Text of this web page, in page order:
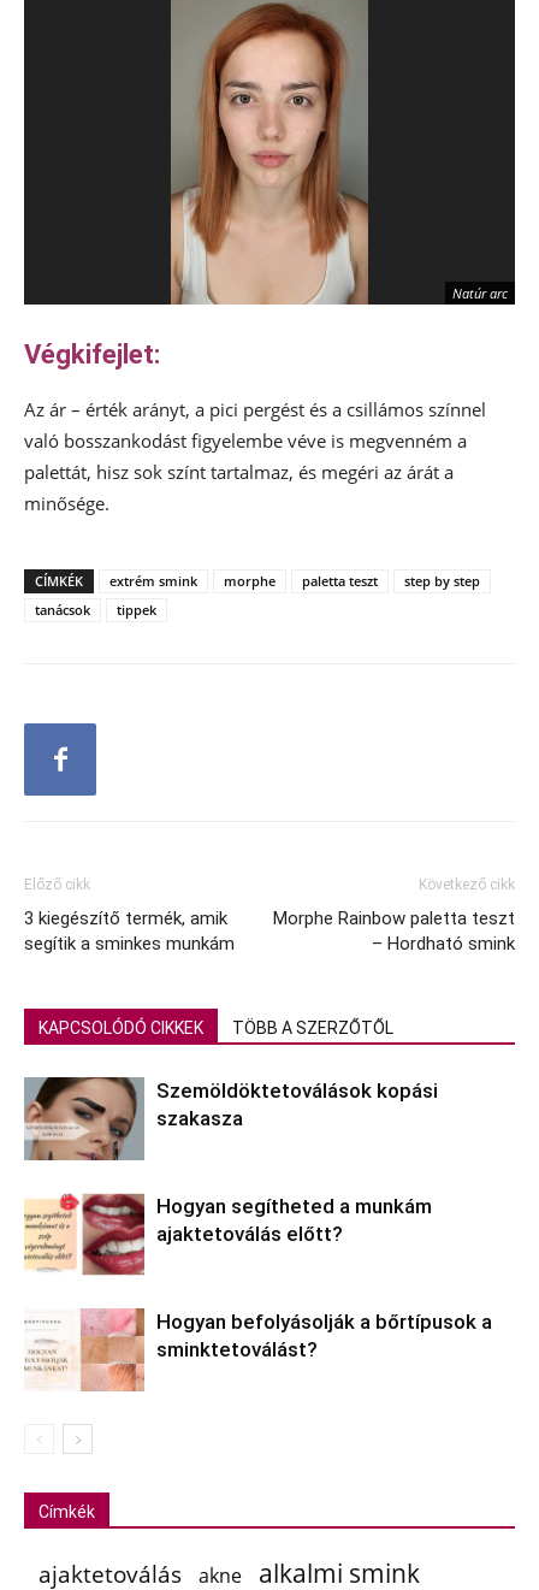
Natúr arc
Végkifejlet:
Az ár – érték arányt, a pici pergést és a csillámos színnel
való bosszankodást figyelembe véve is megvenném a
palettát, hisz sok színt tartalmaz, és megéri az árát a
minősége.
CÍMKÉK extrém smink morphe paletta teszt
step by step
tanácsok
tippek
Előző cikk
3 kiegészítő termék, amik
segítik a sminkes munkám
Következő cikk
Morphe Rainbow paletta teszt
– Hordható smink
KAPCSOLÓDÓ CIKKEK TÖBB A SZERZŐTŐL
Szemöldöktetoválások kopási
szakasza
Hogyan segítheted a munkám
ajaktetoválás előtt?
Hogyan befolyásolják a bőrtípusok a
sminktetoválást?
Címkék
ajaktetoválás akne alkalmi smink